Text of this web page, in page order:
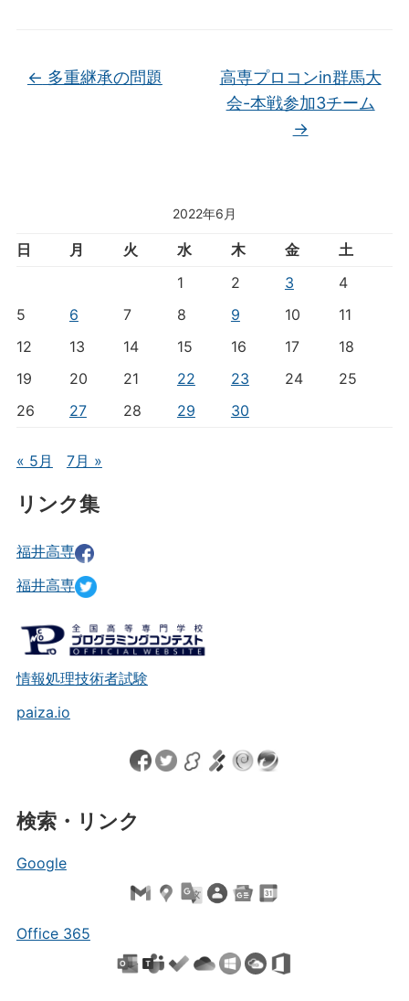
2022年6月
日 月 火 水 木 金
土
1
2 3
4
5
6 7 8 9 10
11
12
13 14 15 16 17
18
19
20 21 22 23 24
25
26
27 28 29 30
« 5月 7月 »
リンク集
福井高専
福井高専
情報処理技術者試験
paiza.io
検索・リンク
Google
Office 365
← 多重継承の問題
高専プロコンin群馬大
会-本戦参加3チーム
→